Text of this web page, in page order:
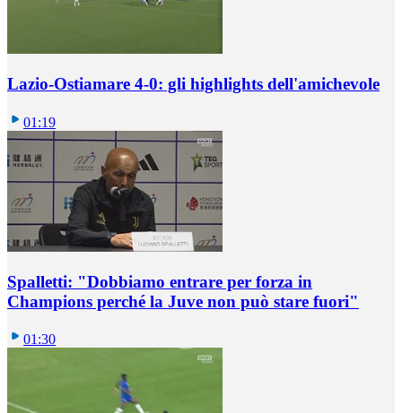
Lazio-Ostiamare 4-0: gli highlights dell'amichevole
01:19
Spalletti: "Dobbiamo entrare per forza in
Champions perché la Juve non può stare fuori"
01:30